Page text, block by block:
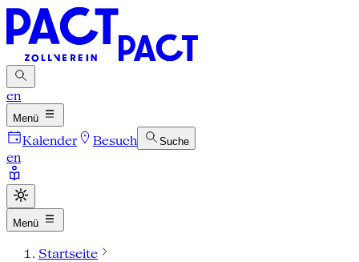
en
Menü
Kalender Besuch Suche
en
Menü
Startseite